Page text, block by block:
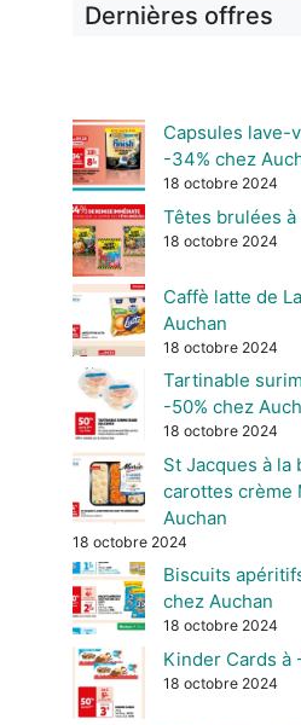
Dernières offres
Capsules lave-
-34% chez
18 octobre 2024
Têtes brulées
18 octobre 2024
Caffè latte de
Auchan
18 octobre 2024
Tartinable
-50% chez
18 octobre 2024
St Jacques à
carottes crème
Auchan
18 octobre 2024
Biscuits
chez Auchan
18 octobre 2024
Kinder Cards à
18 octobre 2024